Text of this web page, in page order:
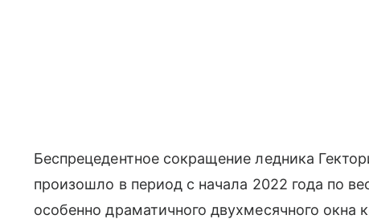
Беспрецедентное сокращение ледника
произошло в период с начала 2022 года по
особенно драматичного двухмесячного окна